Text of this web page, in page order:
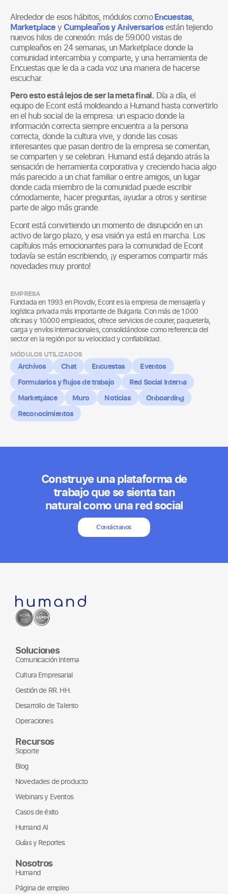
Alrededor de esos hábitos, módulos como Encuestas,
Marketplacey Cumpleaños y Aniversariosestán tejiendo
nuevos hilos de conexión: más de 59.000 vistas de
cumpleaños en 24 semanas, un Marketplace donde la
comunidad intercambia y comparte, y una herramienta de
Encuestas que le da a cada voz una manera de hacerse
escuchar.
Pero esto está lejos de ser la meta final. Día a día, el
equipo de Econt está moldeando a Humand hasta convertirlo
en el hub social de la empresa: un espacio donde la
información correcta siempre encuentra a la persona
correcta, donde la cultura vive, y donde las cosas
interesantes que pasan dentro de la empresa se comentan,
se comparten y se celebran. Humand está dejando atrás la
sensación de herramienta corporativa y creciendo hacia algo
más parecido a un chat familiar o entre amigos, un lugar
donde cada miembro de la comunidad puede escribir
cómodamente, hacer preguntas, ayudar a otros y sentirse
parte de algo más grande.
Econt está convirtiendo un momento de disrupción en un
activo de largo plazo, y esa visión ya está en marcha. Los
capítulos más emocionantes para la comunidad de Econt
todavía se están escribiendo, ¡y esperamos compartir más
novedades muy pronto!
EMPRESA
Fundada en 1993 en Plovdiv, Econt es la empresa de mensajería y
logística privada más importante de Bulgaria. Con más de 1.000
oficinas y 10.000 empleados, ofrece servicios de courier, paquetería,
carga y envíos internacionales, consolidándose como referencia del
sector en la región por su velocidad y confiabilidad.
MÓDULOS UTILIZADOS
Archivos Chat Encuestas
Eventos
Formularios y flujos de trabajo
Red Social Interna
Marketplace
Muro Noticias
Onboarding
Reconocimientos
Construye una plataforma de
trabajo que se sienta tan
natural como una red social
Contáctanos
Soluciones
Comunicación Interna
Cultura Empresarial
Gestión de RR. HH.
Desarrollo de Talento
Operaciones
Recursos
Soporte
Blog
Novedades de producto
Webinars y Eventos
Casos de éxito
Humand AI
Guías y Reportes
Nosotros
Humand
Página de empleo